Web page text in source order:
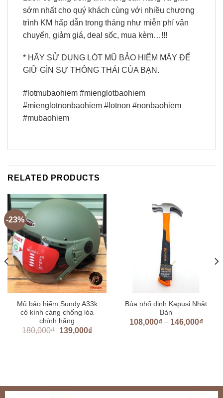
sớm nhất cho quý khách cùng với nhiều chương
trình KM hấp dẫn trong tháng như miễn phí vận
chuyển, giảm giá, deal sốc, mua kèm…!!!
* HÃY SỬ DỤNG LÓT MŨ BẢO HIỂM MÂY ĐỂ
GIỮ GÌN SỰ THÔNG THÁI CỦA BẠN.
#lotmubaohiem #mienglotbaohiem
#mienglotnonbaohiem #lotnon #nonbaohiem
#mubaohiem
RELATED PRODUCTS
-23%
Mũ bảo hiểm Sundy A33k
có kính càng chống lóa
chính hãng
180,000₫ 139,000₫
Búa nhổ đinh Kapusi Nhật
Bản
108,000₫– 146,000₫